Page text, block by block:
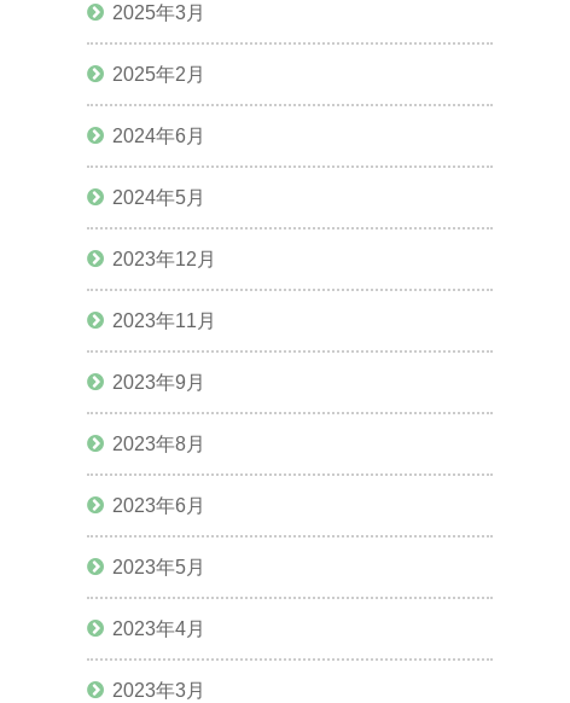
2025年3月
2025年2月
2024年6月
2024年5月
2023年12月
2023年11月
2023年9月
2023年8月
2023年6月
2023年5月
2023年4月
2023年3月